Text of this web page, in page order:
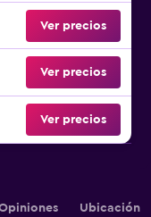
Ver precios
Ver precios
Ver precios
Ubicación